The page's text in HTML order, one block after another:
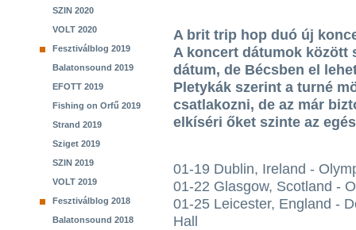
SZIN 2020
VOLT 2020
Fesztiválblog 2019
Balatonsound 2019
EFOTT 2019
Fishing on Orfű 2019
Strand 2019
Sziget 2019
SZIN 2019
VOLT 2019
Fesztiválblog 2018
Balatonsound 2018
A brit trip hop duó új
A koncert dátumok között
dátum, de Bécsben el
Pletykák szerint a turné
csatlakozni, de az már
elkíséri őket szinte az
01-19 Dublin, Ireland -
01-22 Glasgow, Scotland -
01-25 Leicester, England -
Hall